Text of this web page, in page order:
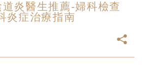
炎醫生推薦-婦科檢查
炎症治療指南